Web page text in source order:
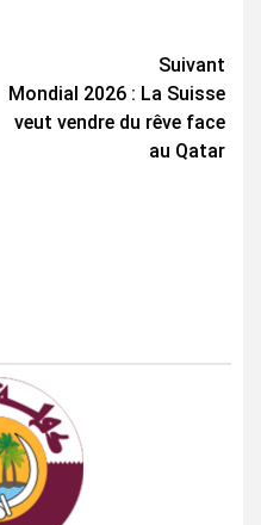
Suivant
Mondial 2026 : La Suisse
veut vendre du rêve face
au Qatar